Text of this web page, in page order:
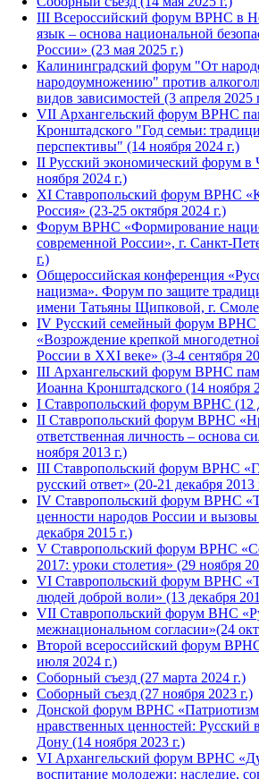
III Всероссийский форум ВРНС в
язык – основа национальной
России» (23 мая 2025 г.)
Калининградский форум "От
народоумножению" против
видов зависимостей (3 апреля 2025
VII Архангельский форум ВРНС
Кронштадского "Год семьи:
перспективы" (14 ноября 2024 г.)
II Русский экономический форум в
ноября 2024 г.)
ХI Ставропольский форум ВРНС
Россия» (23-25 октября 2024 г.)
Форум ВРНС «Формирование
современной России», г. Санкт-
г.)
Общероссийская конференция
нацизма». Форум по защите
имени Татьяны Щипковой, г.
IV Русский семейный форум ВРНС
«Возрождение крепкой
России в XXI веке» (3-4 сентября
III Архангельский форум ВРНС
Иоанна Кронштадского (14 ноября
I Ставропольский форум ВРНС (12
II Ставропольский форум ВРНС
ответственная личность – основа
ноября 2013 г.)
III Ставропольский форум ВРНС
русский ответ» (20-21 декабря 2013
IV Ставропольский форум ВРНС
ценности народов России и вызовы
декабря 2015 г.)
V Ставропольский форум ВРНС
2017: уроки столетия» (29 ноября
VI Ставропольский форум ВРНС
людей доброй воли» (13 декабря
VII Ставропольский форум ВHС
межнациональном согласии»(24
Второй всероссийский форум
июля 2024 г.)
Соборный съезд (27 марта 2024 г.)
Соборный съезд (27 ноября 2023 г.)
Донской форум ВРНС
нравственных ценностей: Русский
Дону (14 ноября 2023 г.)
VI Архангельский форум ВРНС
воспитание молодежи: наследие,